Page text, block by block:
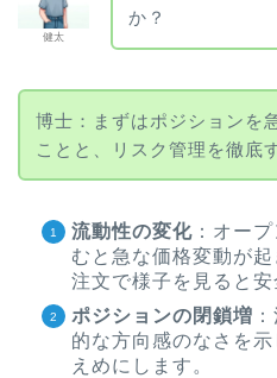
健太
か？
博士：まずはポジションを
ことと、リスク管理を徹底
流動性の変化 ：オー
むと急な価格変動が
注文で様子を見ると安
ポジションの閉鎖増
的な方向感のなさを
えめにします。